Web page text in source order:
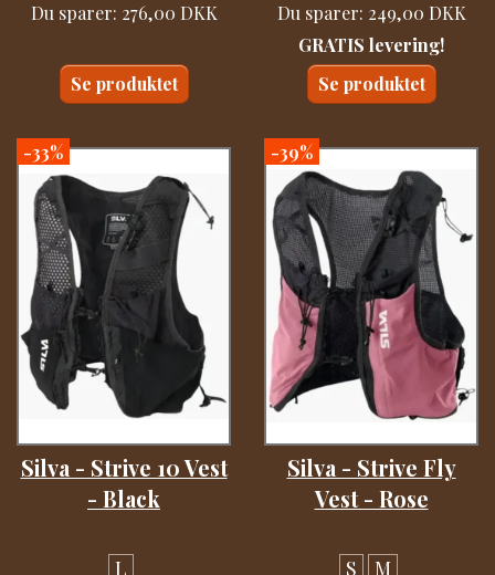
Du sparer: 276,00 DKK
Se produktet
Du sparer: 249,00 DKK
GRATIS levering!
Se produktet
-33%
Silva - Strive 10 Vest
- Black
L
-39%
Silva - Strive Fly
Vest - Rose
S M